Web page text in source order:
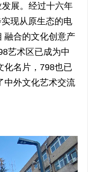
展。经过十六年
现从原生态的电
融合的文化创意产
艺术区已成为中
化名片，798也已
中外文化艺术交流